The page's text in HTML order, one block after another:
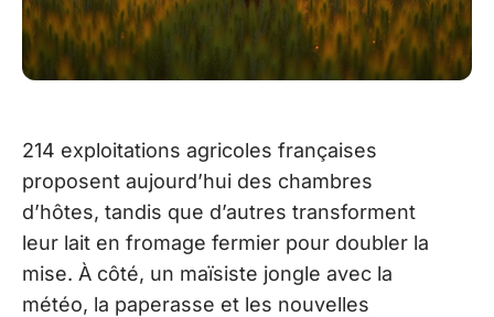
214 exploitations agricoles françaises
proposent aujourd’hui des chambres
d’hôtes, tandis que d’autres transforment
leur lait en fromage fermier pour doubler la
mise. À côté, un maïsiste jongle avec la
météo, la paperasse et les nouvelles